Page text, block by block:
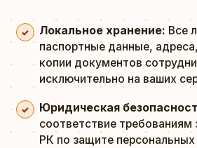
Локальное хранение: Все
паспортные данные,
копии документов
исключительно на ваших
Юридическая
соответствие требованиям
РК по защите